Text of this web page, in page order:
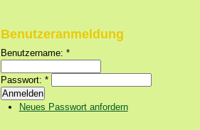
Benutzeranmeldung
Benutzername: *
Passwort: *
Neues Passwort anfordern